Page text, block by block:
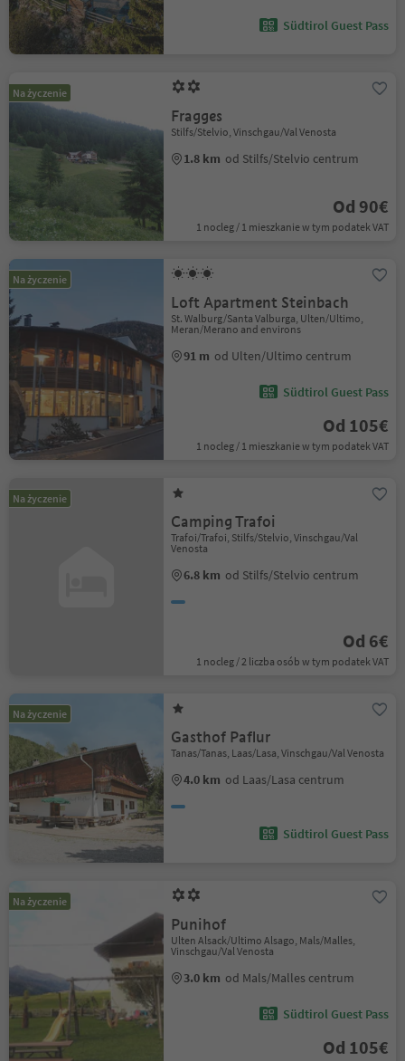
Südtirol Guest Pass
Na życzenie
Fragges
Stilfs/Stelvio, Vinschgau/Val Venosta
1.8 km od Stilfs/Stelvio centrum
Od 90€
1 nocleg / 1 mieszkanie w tym podatek VAT
Na życzenie
Loft Apartment Steinbach
St. Walburg/Santa Valburga, Ulten/Ultimo,
Meran/Merano and environs
91 m od Ulten/Ultimo centrum
Südtirol Guest Pass
Od 105€
1 nocleg / 1 mieszkanie w tym podatek VAT
Na życzenie
Camping Trafoi
Trafoi/Trafoi, Stilfs/Stelvio, Vinschgau/Val
Venosta
6.8 km od Stilfs/Stelvio centrum
Od 6€
1 nocleg / 2 liczba osób w tym podatek VAT
Na życzenie
Gasthof Paflur
Tanas/Tanas, Laas/Lasa, Vinschgau/Val Venosta
4.0 km od Laas/Lasa centrum
Südtirol Guest Pass
Na życzenie
Punihof
Ulten Alsack/Ultimo Alsago, Mals/Malles,
Vinschgau/Val Venosta
3.0 km od Mals/Malles centrum
Südtirol Guest Pass
Od 105€